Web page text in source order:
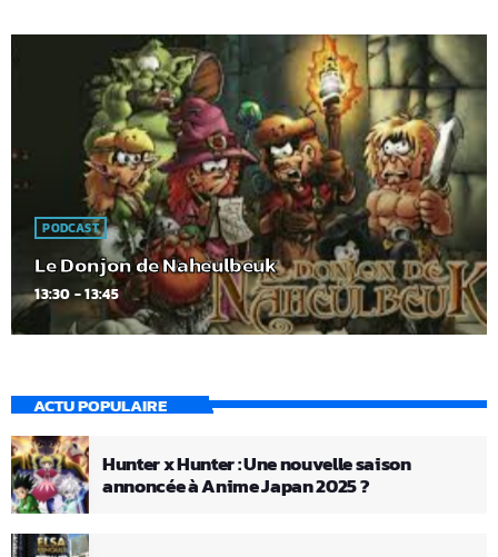
PODCAST
Le Donjon de Naheulbeuk
13:30 - 13:45
ACTU POPULAIRE
Hunter x Hunter : Une nouvelle saison
annoncée à Anime Japan 2025 ?